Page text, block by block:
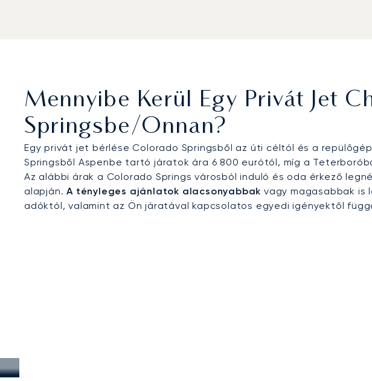
Mennyibe Kerül Egy Privát Jet
Springsbe/onnan?
Egy privát jet bérlése Colorado Springsből az úti céltól és a
Springsből Aspenbe tartó járatok ára 6 800 eurótól, míg a
Az alábbi árak a Colorado Springs városból induló és oda érkező
alapján.A tényleges ajánlatok alacsonyabbak vagy magasabbak is
adóktól, valamint az Ön járatával kapcsolatos egyedi igényektől